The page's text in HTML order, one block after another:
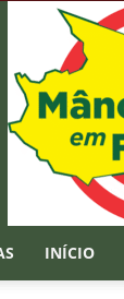
INÍCIO